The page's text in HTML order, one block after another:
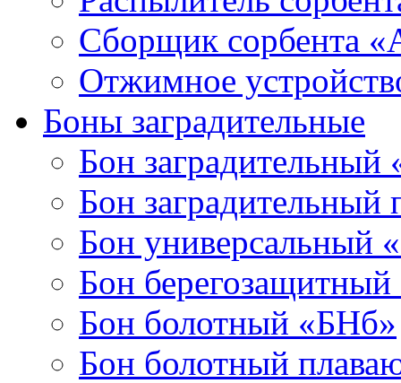
Сборщик сорбента
Отжимное
Боны заградительные
Бон заградительный
Бон
Бон универсальный
Бон
Бон болотный «БНб»
Бон болотный